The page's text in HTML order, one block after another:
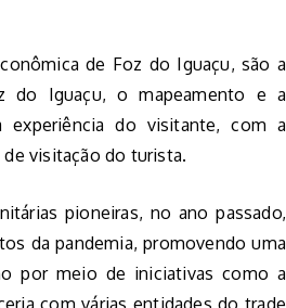
de Foz do Iguaçu, são a
do Iguaçu, o mapeamento e a
experiência do visitante, com a
visitação do turista.
pioneiras, no ano passado,
da pandemia, promovendo uma
por meio de iniciativas como a
com várias entidades do trade